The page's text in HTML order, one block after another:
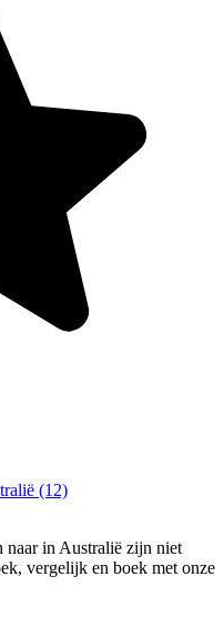
(12)
naar in Australië zijn niet
vergelijk en boek met onze